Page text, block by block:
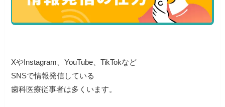
XやInstagram、YouTube、TikTokなど
SNSで情報発信している
歯科医療従事者は多くいます。